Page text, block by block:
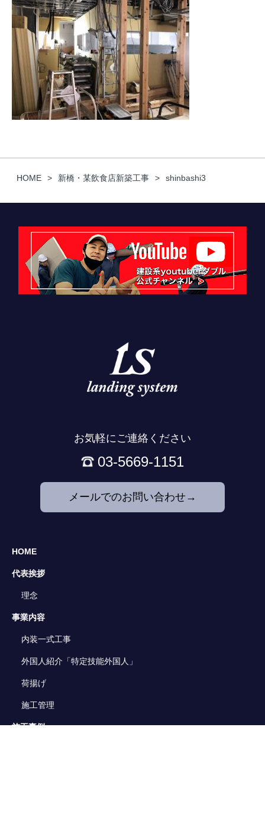
HOME 新橋・某飲食店新築工事 shinbashi3
お気軽にご連絡ください
03-5669-1151
メールでのお問い合わせ→
HOME
代表挨拶
理念
事業内容
内装一式工事
外国人紹介 「特定技能外国人」
荷揚げ
施工管理
施工事例